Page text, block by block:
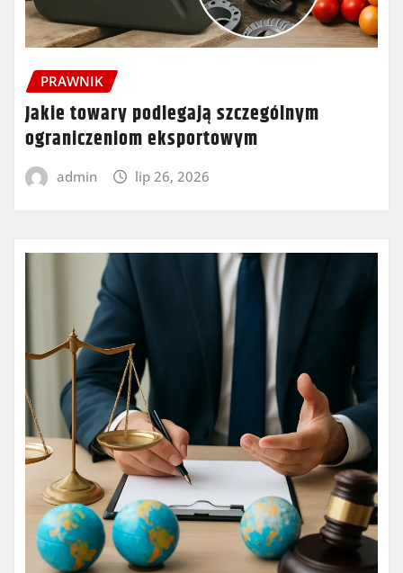
PRAWNIK
Jakie towary podlegają szczególnym
ograniczeniom eksportowym
admin lip 26, 2026